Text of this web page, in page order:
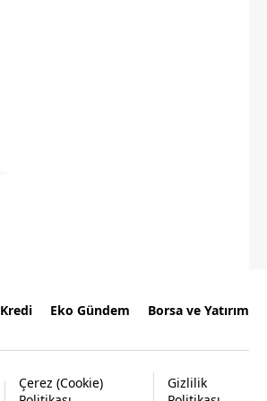
Kredi Eko Gündem Borsa ve Yatırım
Çerez (Cookie)
Gizlilik